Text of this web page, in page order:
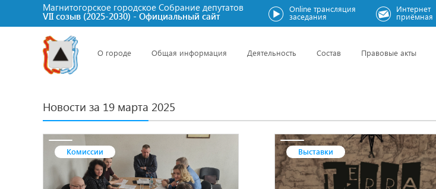
Магнитогорское городское Cобрание депутатов
VII созыв (2025-2030) - Официальный сайт
Online трансляция
заседания
Интернет
приёмная
О городе Общая информация Деятельность Состав Правовые акты
Новости за 19 марта 2025
Комиссии Выставки